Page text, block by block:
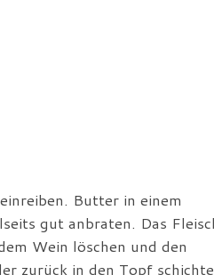
Butter in einem
gut anbraten. Das
Wein löschen und den
zurück in den Topf